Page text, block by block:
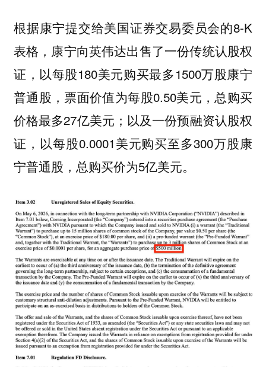
根据康宁提交给美国证券交易委员会的8-K
表格，康宁向英伟达出售了一份传统认股权
证，以每股180美元购买最多1500万股康宁
普通股，票面价值为每股0.50美元，总购买
价格最多27亿美元；以及一份预融资认股权
证，以每股0.0001美元购买至多300万股康
宁普通股，总购买价为5亿美元。